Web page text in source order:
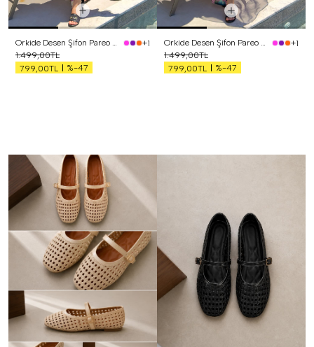
Orkide Desen Şifon Pareo Mor
+1
1.499,00TL
799,00TL
%-47
Orkide Desen Şifon Pareo Pembe
+1
1.499,00TL
799,00TL
%-47